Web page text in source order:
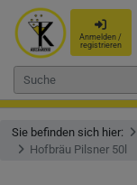
Anmelden /
registrieren
Sie befinden sich hier:
Hofbräu Pilsner 50l